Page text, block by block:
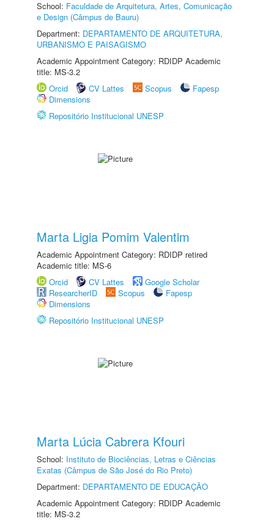
School: Faculdade de Arquitetura, Artes, Comunicação
e Design (Câmpus de Bauru)
Department: DEPARTAMENTO DE ARQUITETURA,
URBANISMO E PAISAGISMO
Academic Appointment Category: RDIDP Academic
title: MS-3.2
Orcid
CV Lattes Scopus
Fapesp
Dimensions
Repositório Institucional UNESP
Marta Ligia Pomim Valentim
Academic Appointment Category: RDIDP retired
Academic title: MS-6
Orcid
CV Lattes
Google Scholar
ResearcherID
Scopus
Fapesp
Dimensions
Repositório Institucional UNESP
Marta Lúcia Cabrera Kfouri
School: Instituto de Biociências, Letras e Ciências
Exatas (Câmpus de São José do Rio Preto)
Department: DEPARTAMENTO DE EDUCAÇÃO
Academic Appointment Category: RDIDP Academic
title: MS-3.2